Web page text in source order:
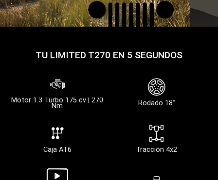
COLOR
Polar White